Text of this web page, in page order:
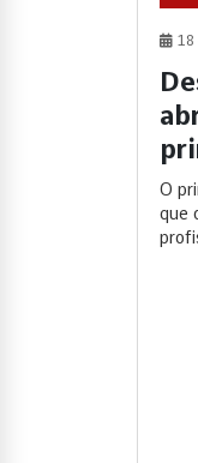
18
O
que